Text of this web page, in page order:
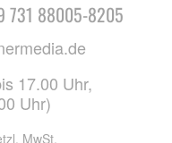
731 88005-8205
17.00 Uhr,
Uhr)
MwSt.